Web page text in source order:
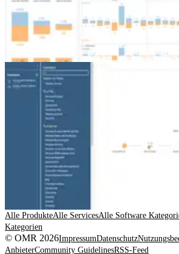
Alle ProdukteAlle ServicesAlle Software
Kategorien
© OMR 2026ImpressumDatenschutz
AnbieterCommunity GuidelinesRSS-Feed